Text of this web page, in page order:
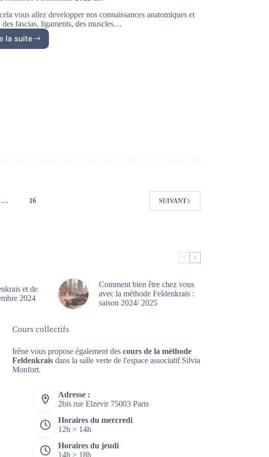
vous allez developper nos connaissances anatomiques et
fascias, ligaments, des muscles…
la suite
Pour
les
… 16 SUIVANT
et de
2024
Comment bien être chez vous
avec la méthode Feldenkrais :
saison 2024/ 2025
Cours collectifs
Irène vous propose également des cours de la méthode
Feldenkraisdans la salle verte de l'espace associatif Silvia
Monfort.
Adresse :
2bis rue Elzevir 75003 Paris
Horaires du mercredi
12h > 14h
Horaires du jeudi
14h > 18h